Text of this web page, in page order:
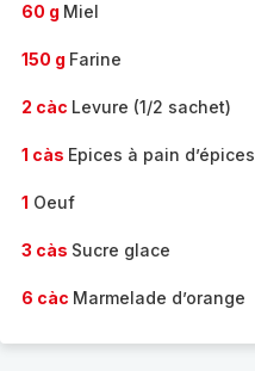
60 g Miel
150 g Farine
2 càc Levure (1/2 sachet)
1 càs Epices à pain d’épices
1 Oeuf
3 càs Sucre glace
6 càc Marmelade d’orange